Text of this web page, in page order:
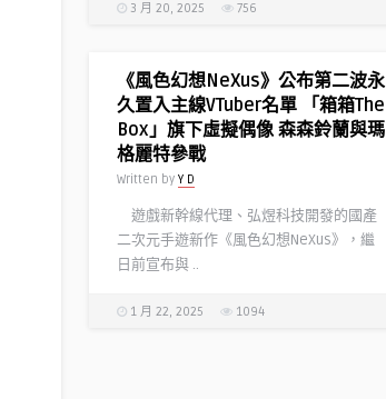
3 月 20, 2025 756
《風色幻想NeXus》公布第二波永
久置入主線VTuber名單 「箱箱The
Box」旗下虛擬偶像 森森鈴蘭與瑪
格麗特參戰
Written by Y D
遊戲新幹線代理、弘煜科技開發的國產
二次元手遊新作《風色幻想NeXus》，繼
日前宣布與 ..
1 月 22, 2025 1094